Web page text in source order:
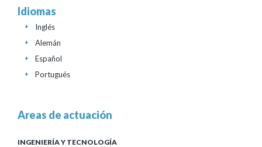
Idiomas
Inglés
+
Alemán
+
Español
+
Portugués
+
Areas de actuación
INGENIERÍA Y TECNOLOGÍA